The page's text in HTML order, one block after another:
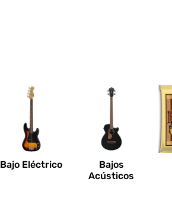
Bajo Eléctrico
Bajos
Acústicos